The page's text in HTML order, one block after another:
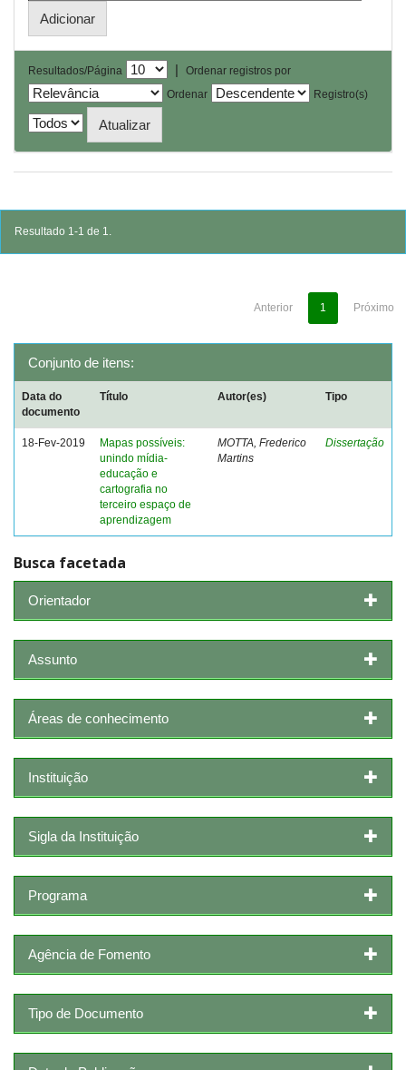
Resultados/Página |
Ordenar registros por
Ordenar
Registro(s)
Resultado 1-1 de 1.
Anterior 1 Próximo
Conjunto de itens:
Data do
documento
Título Autor(es) Tipo
18-Fev-2019
Mapas possíveis:
unindo mídia-
educação e
cartografia no
terceiro espaço de
aprendizagem
MOTTA, Frederico
Martins
Dissertação
Busca facetada
Orientador
Assunto
Áreas de conhecimento
Instituição
Sigla da Instituição
Programa
Agência de Fomento
Tipo de Documento